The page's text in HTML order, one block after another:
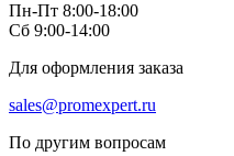
Пн-Пт 8:00-18:00
Сб 9:00-14:00
Для оформления заказа
sales@promexpert.ru
По другим вопросам